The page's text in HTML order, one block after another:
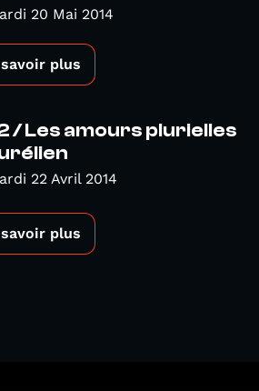
20 Mai 2014
savoir plus
/ Les amours plurielles
22 Avril 2014
savoir plus